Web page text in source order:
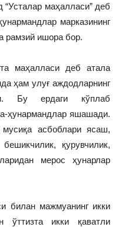
маҳалласи” деб
марказининг
рамзий ишора бор.
маҳалласи деб атала
ҳам улуғ аждодларнинг
Бу ердаги кўплаб
ҳунармандлар яшашади.
мусиқа асбоблари ясаш,
қурувчилик,
мерос ҳунарлар
билан мажмуанинг икки
ўттизта икки қаватли